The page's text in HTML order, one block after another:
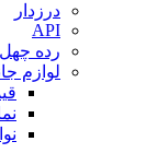
درزدار
API
رده چهل
لوازم